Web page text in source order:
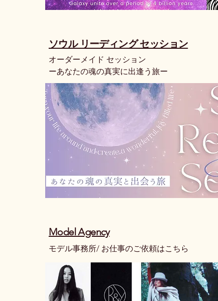
​ソウル リーディング セッション
オーダーメイド セッション
ーあなたの魂の真実に出逢う旅ー
​Model Agency
​モデル事務所/ お仕事のご依頼はこちら